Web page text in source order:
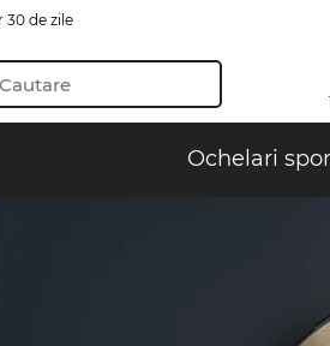
30 de zile
Ochelari